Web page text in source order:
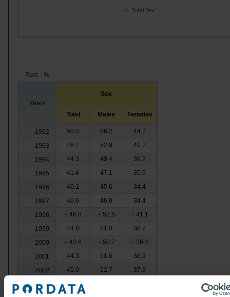
Total Sex
Rate - %
Years
Sex
Total Males Females
1992 50.0 56.2
44.2
1993
46.7 52.9
40.7
1994
44.3 49.4
39.2
1995
41.4 47.1
35.5
1996
40.1 45.6
34.4
1997
40.6 46.8
34.4
1998
46.8 52.5
41.1
1999
44.8 51.0
38.7
2000
43.6 50.7
36.4
2001
44.3 51.6
36.9
2002
45.0 52.7
37.3
2003
41.2